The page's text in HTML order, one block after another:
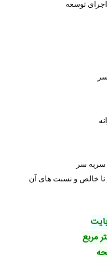
اجرای توسعه
سربه سر
نا خالص و نسبت های آن